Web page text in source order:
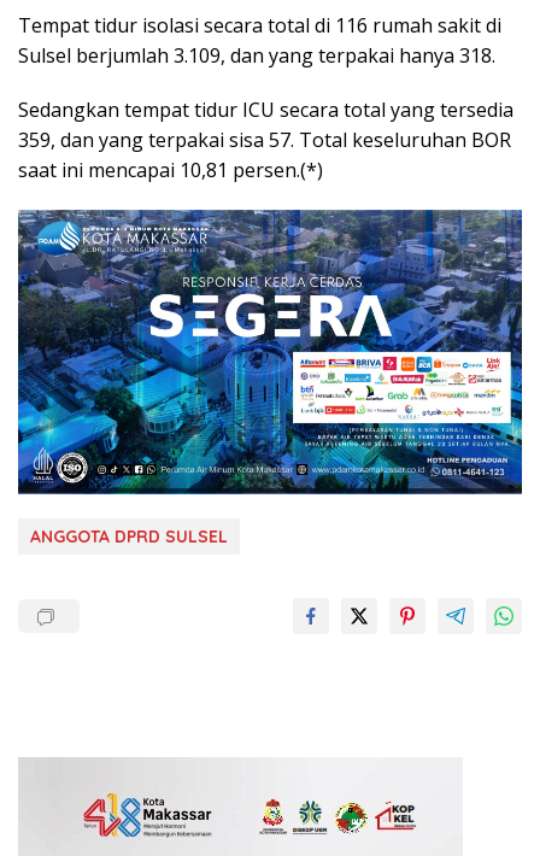
Tempat tidur isolasi secara total di 116 rumah sakit di
Sulsel berjumlah 3.109, dan yang terpakai hanya 318.
Sedangkan tempat tidur ICU secara total yang tersedia
359, dan yang terpakai sisa 57. Total keseluruhan BOR
saat ini mencapai 10,81 persen.(*)
ANGGOTA DPRD SULSEL